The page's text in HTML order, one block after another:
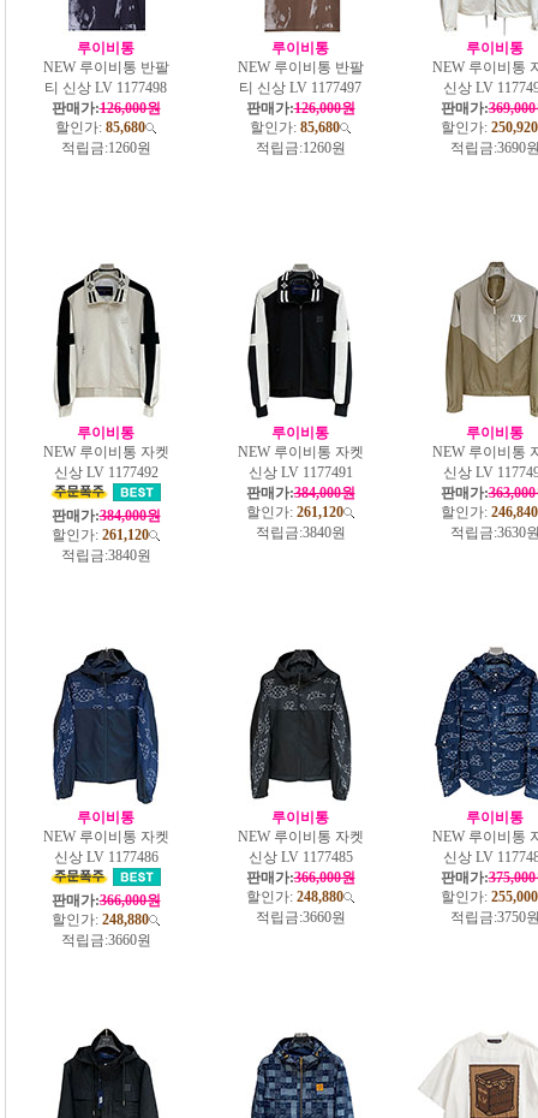
루이비통
NEW 루이비통 반팔
티 신상 LV 1177498
판매가:126,000원
할인가: 85,680
적립금:1260원
루이비통
NEW 루이비통 반팔
티 신상 LV 1177497
판매가:126,000원
할인가: 85,680
적립금:1260원
루이비통
NEW 루이비통
신상 LV
판매가:
할인가: 250,920
적립금:3690
루이비통
NEW 루이비통 자켓
신상 LV 1177492
판매가:384,000원
할인가: 261,120
적립금:3840원
루이비통
NEW 루이비통 자켓
신상 LV 1177491
판매가:384,000원
할인가: 261,120
적립금:3840원
루이비통
NEW 루이비통
신상 LV
판매가:
할인가: 246,840
적립금:3630
루이비통
NEW 루이비통 자켓
신상 LV 1177486
판매가:366,000원
할인가: 248,880
적립금:3660원
루이비통
NEW 루이비통 자켓
신상 LV 1177485
판매가:366,000원
할인가: 248,880
적립금:3660원
루이비통
NEW 루이비통
신상 LV
판매가:
할인가: 255,000
적립금:3750